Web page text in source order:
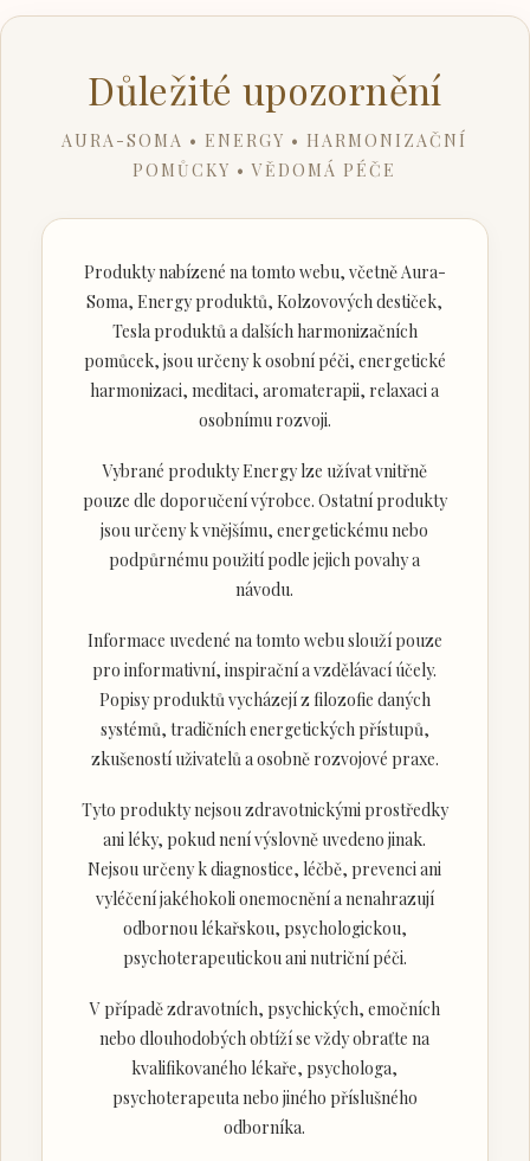
Důležité upozornění
AURA-SOMA • ENERGY • HARMONIZAČNÍ
POMŮCKY • VĚDOMÁ PÉČE
Produkty nabízené na tomto webu, včetně Aura-
Soma, Energy produktů, Kolzovových destiček,
Tesla produktů a dalších harmonizačních
pomůcek, jsou určeny k osobní péči, energetické
harmonizaci, meditaci, aromaterapii, relaxaci a
osobnímu rozvoji.
Vybrané produkty Energy lze užívat vnitřně
pouze dle doporučení výrobce. Ostatní produkty
jsou určeny k vnějšímu, energetickému nebo
podpůrnému použití podle jejich povahy a
návodu.
Informace uvedené na tomto webu slouží pouze
pro informativní, inspirační a vzdělávací účely.
Popisy produktů vycházejí z filozofie daných
systémů, tradičních energetických přístupů,
zkušeností uživatelů a osobně rozvojové praxe.
Tyto produkty nejsou zdravotnickými prostředky
ani léky, pokud není výslovně uvedeno jinak.
Nejsou určeny k diagnostice, léčbě, prevenci ani
vyléčení jakéhokoli onemocnění a nenahrazují
odbornou lékařskou, psychologickou,
psychoterapeutickou ani nutriční péči.
V případě zdravotních, psychických, emočních
nebo dlouhodobých obtíží se vždy obraťte na
kvalifikovaného lékaře, psychologa,
psychoterapeuta nebo jiného příslušného
odborníka.